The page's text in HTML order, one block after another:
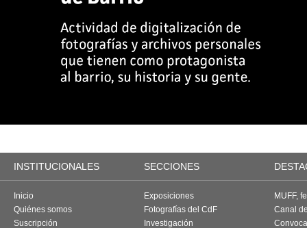
INSTITUCIONALES SECCIONES
Inicio
Quiénes somos
Suscripción
Exposiciones
Fotografías del CdF
Investigación
MUFF,
Canal